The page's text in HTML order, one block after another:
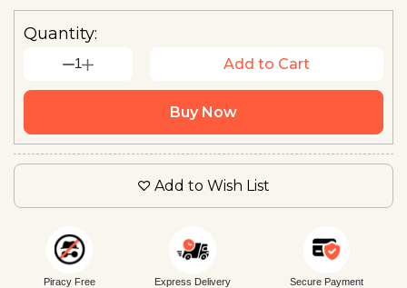
Quantity:
1 Add to Cart
Buy Now
Add to Wish List
Piracy Free Express Delivery Secure Payment